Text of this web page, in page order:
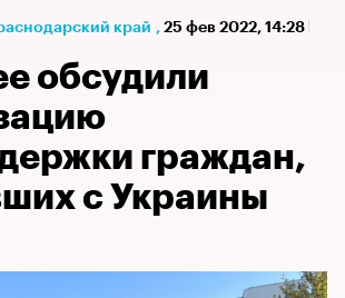
край , 25 фев 2022, 14:28
обсудили
граждан,
с Украины